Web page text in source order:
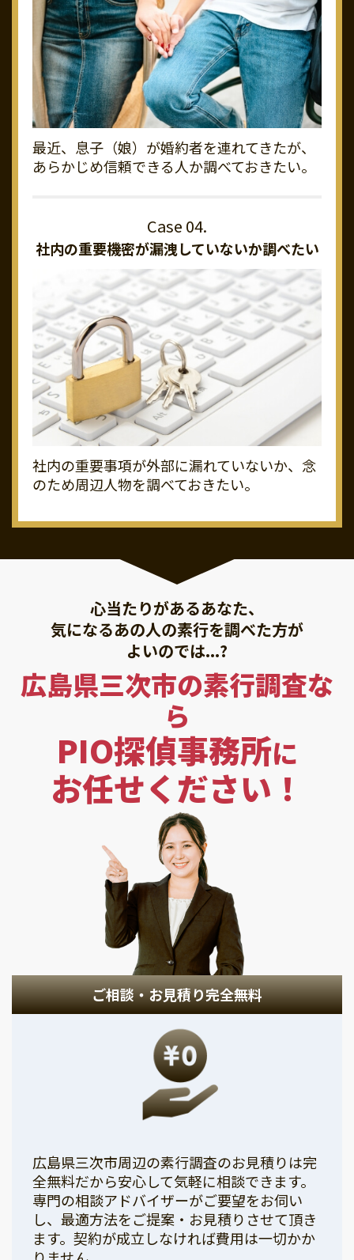
最近、息子（娘）が婚約者を連れてきたが、
あらかじめ信頼できる人か調べておきたい。
社内の重要機密が漏洩していないか調べたい
社内の重要事項が外部に漏れていないか、念
のため周辺人物を調べておきたい。
心当たりがあるあなた、
気になるあの人の素行を調べた方が
よいのでは...?
広島県三次市の素行調査な
ら
PIO探偵事務所に
お任せください！
ご相談・お見積り完全無料
広島県三次市周辺の素行調査のお見積りは完
全無料だから安心して気軽に相談できます。
専門の相談アドバイザーがご要望をお伺い
し、最適方法をご提案・お見積りさせて頂き
ます。契約が成立しなければ費用は一切かか